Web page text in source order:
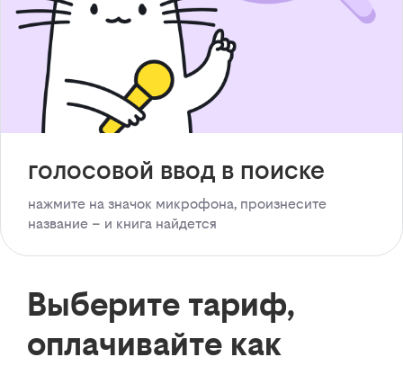
голосовой ввод в поиске
нажмите на значок микрофона, произнесите
название – и книга найдется
Выберите тариф,
оплачивайте как